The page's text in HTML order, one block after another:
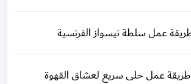
عمل سلطة نيسواز الفرنسية
طريقة عمل حلى سريع لعشاق القهوة